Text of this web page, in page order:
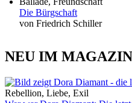
Die Bürgschaft
von Friedrich Schiller
NEU IM MAGAZIN
Rebellion, Liebe, Exil